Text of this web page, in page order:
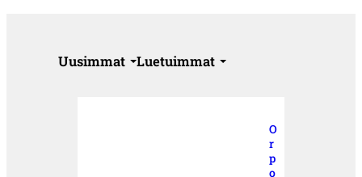
Uusimmat Luetuimmat
O
r
p
o